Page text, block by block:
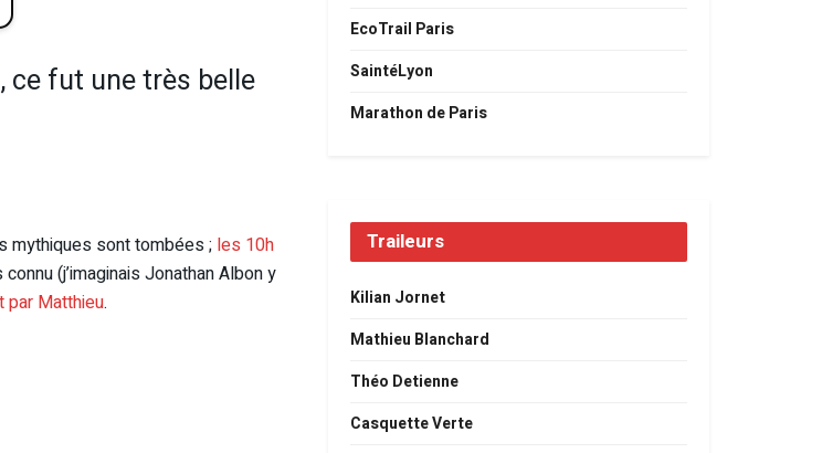
ce fut une très belle
mythiques sont tombées ; les 10h
(j’imaginais Jonathan Albon y
par Matthieu.
EcoTrail Paris
SaintéLyon
Marathon de Paris
Traileurs
Kilian Jornet
Mathieu Blanchard
Théo Detienne
Casquette Verte